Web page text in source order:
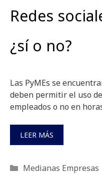
Redes
¿sí o no?
Las PyMEs se
deben permitir el uso
empleados o no en
LEER MÁS
Categorías
Medianas Empresas